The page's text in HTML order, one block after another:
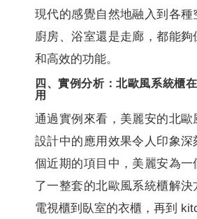
現代的感覺自然地融入到各種
廚房、浴室還是走廊，都能夠
和高效的功能。
四、實例分析：北歐風系統櫃
用
通過實例來看，美麗安的北歐
設計中的應用效果令人印象深
個近期的項目中，美麗安為
了一整套的北歐風系統櫃解決
電視櫃到臥室的衣櫃，再到